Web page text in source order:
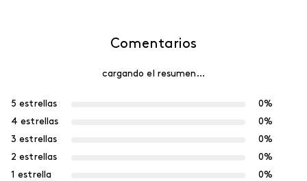
Comentarios
cargando el resumen…
5 estrellas
0%
4 estrellas
0%
3 estrellas
0%
2 estrellas
0%
1 estrella
0%